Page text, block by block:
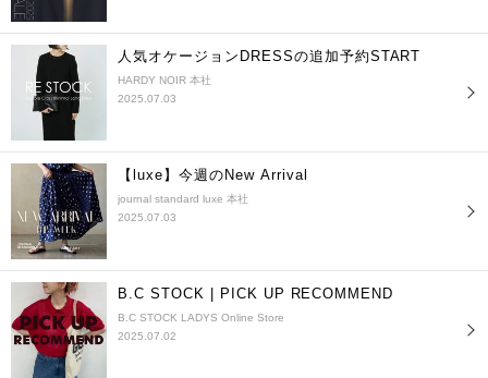
人気オケージョンDRESSの追加予約START
HARDY NOIR 本社
2025.07.03
【luxe】今週のNew Arrival
journal standard luxe 本社
2025.07.03
B.C STOCK | PICK UP RECOMMEND
B.C STOCK LADYS Online Store
2025.07.02